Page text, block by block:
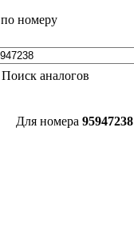
номеру
Поиск аналогов
Для номера 95947238